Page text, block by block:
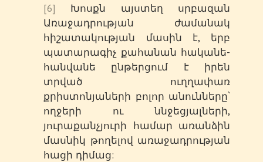
[6] Խոսքն այստեղ սրբազան
Առաջադրության ժամանակ
հիշատակության մասին է, երբ
պատարագիչ քահանան հականե-
հանվանե ընթերցում է իրեն
տրված ուղղափառ
քրիստոնյաների բոլոր անունները՝
ողջերի ու ննջեցյալների,
յուրաքանչյուրի համար առանձին
մասնիկ թողելով առաջադրության
հացի դիմաց: